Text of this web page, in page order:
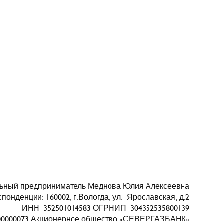
предприниматель Меднова Юлия Алексеевна
160002, г.Вологда, ул. Ярославская, д.2
ИНН 352501014583 ОГРНИП 304352535800139
Акционерное общество «СЕВЕРГАЗБАНК»